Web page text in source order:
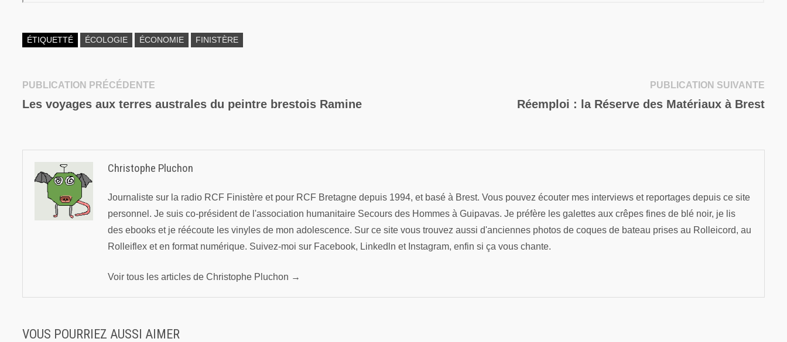
ÉTIQUETTÉ ÉCOLOGIE ÉCONOMIE FINISTÈRE
Navigation
PUBLICATION PRÉCÉDENTE
précédente :
Les voyages aux terres australes du peintre brestois Ramine
PUBLICATION SUIVANTE
Réemploi : la Réserve des Matériaux à Brest
Christophe Pluchon
Journaliste sur la radio RCF Finistère et pour RCF Bretagne depuis 1994, et basé à Brest. Vous pouvez écouter mes interviews et reportages depuis ce site
personnel. Je suis co-président de l'association humanitaire Secours des Hommes à Guipavas. Je préfère les galettes aux crêpes fines de blé noir, je lis
des ebooks et je réécoute les vinyles de mon adolescence. Sur ce site vous trouvez aussi d'anciennes photos de coques de bateau prises au Rolleicord, au
Rolleiflex et en format numérique. Suivez-moi sur Facebook, Linkedln et Instagram, enfin si ça vous chante.
Voir tous les articles de Christophe Pluchon →
VOUS POURRIEZ AUSSI AIMER